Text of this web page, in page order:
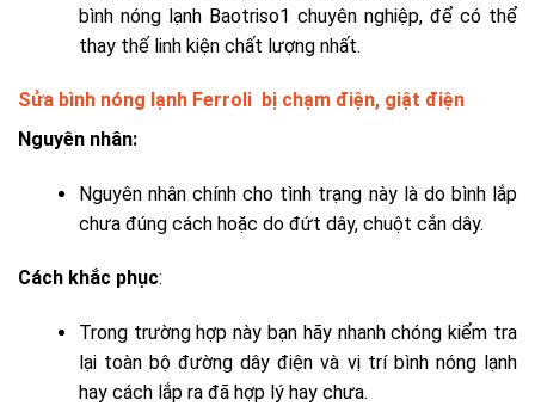
bình nóng lạnh Baotriso1 chuyên nghiệp, để có thể
thay thế linh kiện chất lượng nhất.
Sửa bình nóng lạnh Ferroli bị chạm điện, giật điện
Nguyên nhân:
Nguyên nhân chính cho tình trạng này là do bình lắp
chưa đúng cách hoặc do đứt dây, chuột cắn dây.
Cách khắc phục:
Trong trường hợp này bạn hãy nhanh chóng kiểm tra
lại toàn bộ đường dây điện và vị trí bình nóng lạnh
hay cách lắp ra đã hợp lý hay chưa.